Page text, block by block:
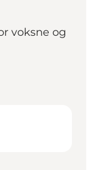
voksne og